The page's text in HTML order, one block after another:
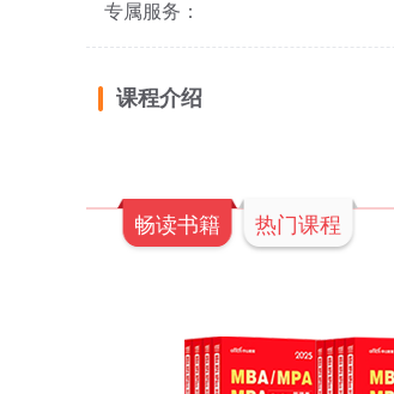
专属服务：
课程介绍
热门课程
畅读书籍